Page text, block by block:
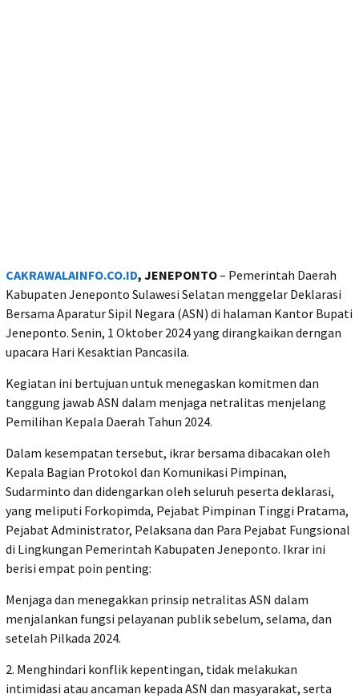
CAKRAWALAINFO.CO.ID, JENEPONTO– Pemerintah Daerah
Kabupaten Jeneponto Sulawesi Selatan menggelar Deklarasi
Bersama Aparatur Sipil Negara (ASN) di halaman Kantor Bupati
Jeneponto. Senin, 1 Oktober 2024 yang dirangkaikan derngan
upacara Hari Kesaktian Pancasila.
Kegiatan ini bertujuan untuk menegaskan komitmen dan
tanggung jawab ASN dalam menjaga netralitas menjelang
Pemilihan Kepala Daerah Tahun 2024.
Dalam kesempatan tersebut, ikrar bersama dibacakan oleh
Kepala Bagian Protokol dan Komunikasi Pimpinan,
Sudarminto dan didengarkan oleh seluruh peserta deklarasi,
yang meliputi Forkopimda, Pejabat Pimpinan Tinggi Pratama,
Pejabat Administrator, Pelaksana dan Para Pejabat Fungsional
di Lingkungan Pemerintah Kabupaten Jeneponto. Ikrar ini
berisi empat poin penting:
Menjaga dan menegakkan prinsip netralitas ASN dalam
menjalankan fungsi pelayanan publik sebelum, selama, dan
setelah Pilkada 2024.
2. Menghindari konflik kepentingan, tidak melakukan
intimidasi atau ancaman kepada ASN dan masyarakat, serta